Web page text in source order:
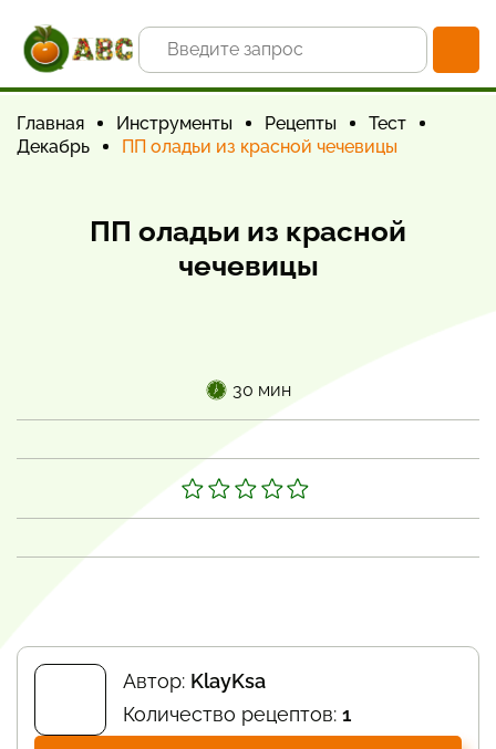
Главная Инструменты Рецепты
Тест
Декабрь
ПП оладьи из красной чечевицы
ПП оладьи из красной
чечевицы
30 мин
Автор: KlayKsa
Количество рецептов: 1